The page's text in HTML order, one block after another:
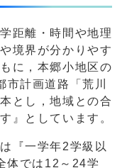
距離・時間や地理
境界が分かりやす
に，本郷小地区の
計画道路「荒川
とし，地域との合
』としています。
『一学年2学級以
体では12～24学